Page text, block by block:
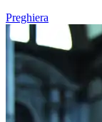
Preghiera